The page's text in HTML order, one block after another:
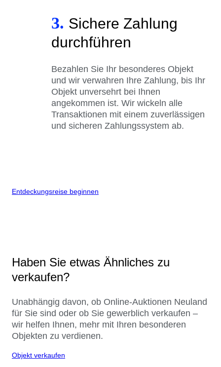
3. Sichere Zahlung
durchführen
Bezahlen Sie Ihr besonderes Objekt
und wir verwahren Ihre Zahlung, bis Ihr
Objekt unversehrt bei Ihnen
angekommen ist. Wir wickeln alle
Transaktionen mit einem zuverlässigen
und sicheren Zahlungssystem ab.
Entdeckungsreise beginnen
Haben Sie etwas Ähnliches zu
verkaufen?
Unabhängig davon, ob Online-Auktionen Neuland
für Sie sind oder ob Sie gewerblich verkaufen –
wir helfen Ihnen, mehr mit Ihren besonderen
Objekten zu verdienen.
Objekt verkaufen